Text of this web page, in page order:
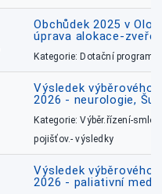
Obchůdek 2025 v
úprava alokace-
Kategorie: Dotační
Výsledek výběrového
2026 - neurologie,
Kategorie: Výběr.řízení-
pojišťov.- výsledky
Výsledek výběrového
2026 - paliativní